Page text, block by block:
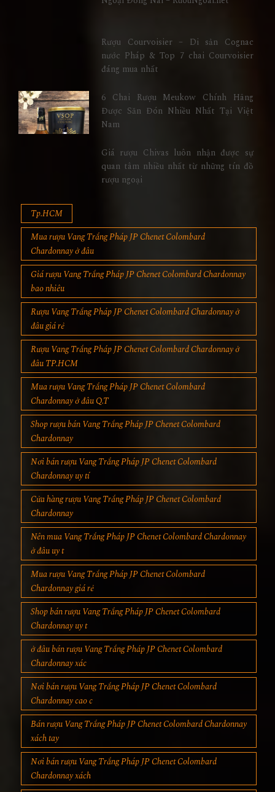
Rượu Courvoisier – Di sản Cognac
nước Pháp & Top 7 chai Courvoisier
đáng mua nhất
6 Chai Rượu Meukow Chính Hãng
Được Săn Đón Nhiều Nhất Tại Việt
Nam
Giá rượu Chivas luôn nhận được sự
quan tâm nhiều nhất từ những tín đồ
rượu ngoại
Tp.HCM
Mua rượu Vang Trắng Pháp JP Chenet Colombard
Chardonnay ở đâu
Giá rượu Vang Trắng Pháp JP Chenet Colombard Chardonnay
bao nhiêu
Rượu Vang Trắng Pháp JP Chenet Colombard Chardonnay ở
đâu giá rẻ
Rượu Vang Trắng Pháp JP Chenet Colombard Chardonnay ở
đâu TP.HCM
Mua rượu Vang Trắng Pháp JP Chenet Colombard
Chardonnay ở đâu Q.T
Shop rượu bán Vang Trắng Pháp JP Chenet Colombard
Chardonnay
Nơi bán rượu Vang Trắng Pháp JP Chenet Colombard
Chardonnay uy tí
Cửa hàng rượu Vang Trắng Pháp JP Chenet Colombard
Chardonnay
Nên mua Vang Trắng Pháp JP Chenet Colombard Chardonnay
ở đâu uy t
Mua rượu Vang Trắng Pháp JP Chenet Colombard
Chardonnay giá rẻ
Shop bán rượu Vang Trắng Pháp JP Chenet Colombard
Chardonnay uy t
ở đâu bán rượu Vang Trắng Pháp JP Chenet Colombard
Chardonnay xác
Nơi bán rượu Vang Trắng Pháp JP Chenet Colombard
Chardonnay cao c
Bán rượu Vang Trắng Pháp JP Chenet Colombard Chardonnay
xách tay
Nơi bán rượu Vang Trắng Pháp JP Chenet Colombard
Chardonnay xách